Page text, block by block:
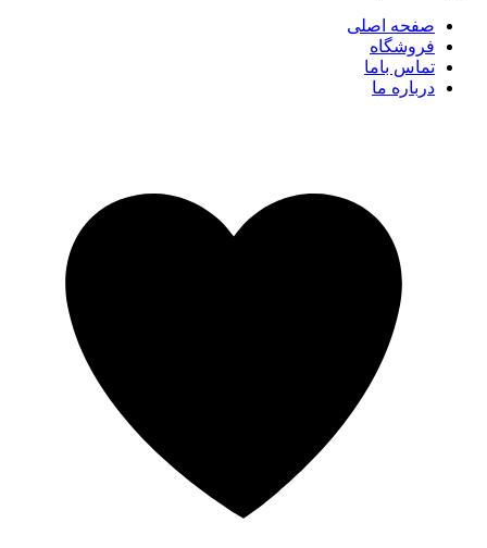
صفحه اصلی
فروشگاه
تماس باما
درباره ما